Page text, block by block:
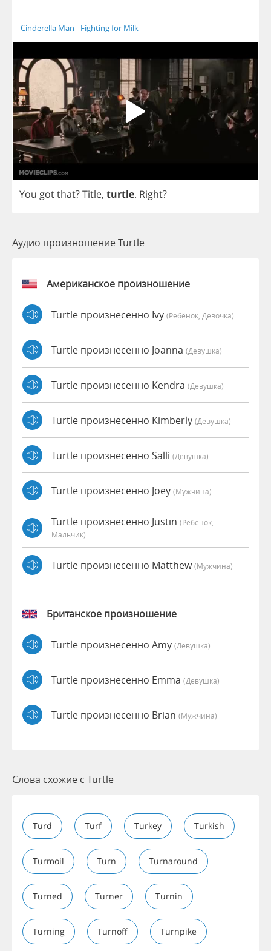
Cinderella Man - Fighting for Milk
You gotthat?Title, turtle. Right?
Аудио произношение Turtle
Американское произношение
Turtle произнесенно Ivy (Ребёнок, Девочка)
Turtle произнесенно Joanna (девушка)
Turtle произнесенно Kendra (девушка)
Turtle произнесенно Kimberly (девушка)
Turtle произнесенно Salli (девушка)
Turtle произнесенно Joey (мужчина)
Turtle произнесенно Justin (Ребёнок,
Мальчик)
Turtle произнесенно Matthew(мужчина)
Британское произношение
Turtle произнесенно Amy (девушка)
Turtle произнесенно Emma (девушка)
Turtle произнесенно Brian (мужчина)
Слова схожие с Turtle
Turd Turf Turkey Turkish
Turmoil Turn Turnaround
Turned Turner Turnin
Turning Turnoff Turnpike